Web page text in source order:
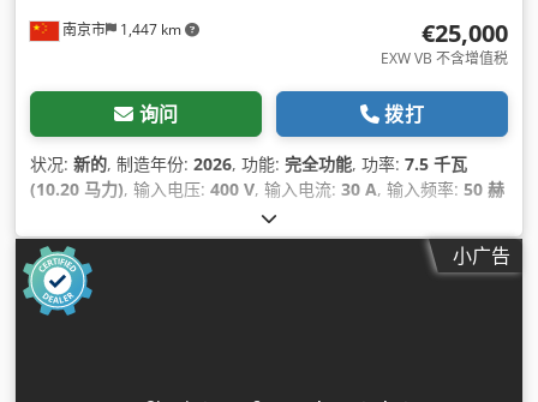
南京市 1,447 km €25,000
EXW VB 不含增值税
询问 拨打
状况: 新的, 制造年份: 2026, 功能: 完全功能, 功率: 7.5 千瓦
(10.20 马力), 输入电压: 400 V, 输入电流: 30 A, 输入频率: 50 赫
, 压压力:100 t
速度:140 毫米/秒, 倒车速度:130 毫米/秒, 工作台宽度:60 毫米,
桌面长度:
500 毫米, 液压缸板
宽度:50 毫米
柱间间隙:
小广告